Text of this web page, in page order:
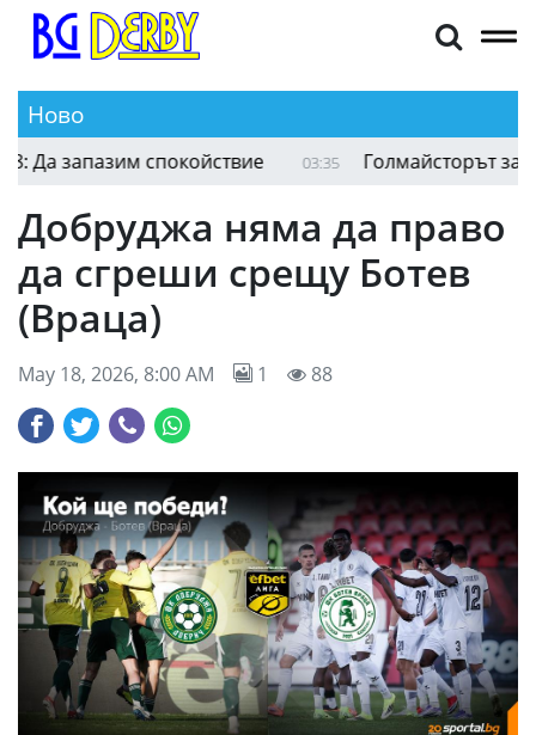
Ново
03:58 Иняки Пеня след равенството с ЦСКА 1948: Да
Добруджа няма да право
да сгреши срещу Ботев
(Враца)
May 18, 2026, 8:00 AM 1 88